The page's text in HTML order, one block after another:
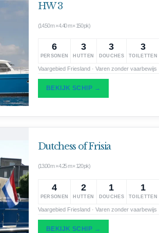
HW 3
(14.50 m × 4.40 m × 150 pk)
6
PERSONEN
3
HUTTEN
3
DOUCHES
3
TOILETTEN
Vaargebied Friesland · Varen zonder vaarbewijs
BEKIJK SCHIP →
Dutchess of Frisia
(13.00 m × 4.25 m × 120 pk)
4
PERSONEN
2
HUTTEN
1
DOUCHES
1
TOILETTEN
Vaargebied Friesland · Varen zonder vaarbewijs
BEKIJK SCHIP →